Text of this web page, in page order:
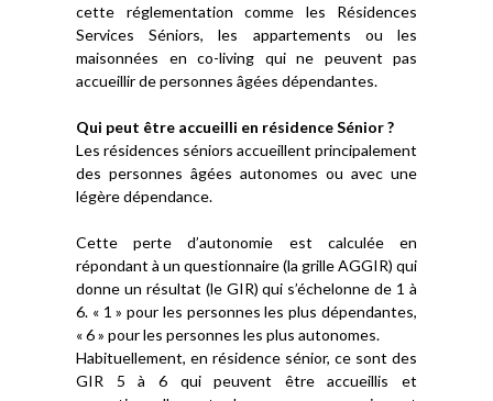
cette réglementation comme les Résidences
Services Séniors, les appartements ou les
maisonnées en co-living qui ne peuvent pas
accueillir de personnes âgées dépendantes.
Qui peut être accueilli en résidence Sénior ?
Les résidences séniors accueillent principalement
des personnes âgées autonomes ou avec une
légère dépendance.
Cette perte d’autonomie est calculée en
répondant à un questionnaire (la grille AGGIR) qui
donne un résultat (le GIR) qui s’échelonne de 1 à
6. « 1 » pour les personnes les plus dépendantes,
« 6 » pour les personnes les plus autonomes.
Habituellement, en résidence sénior, ce sont des
GIR 5 à 6 qui peuvent être accueillis et